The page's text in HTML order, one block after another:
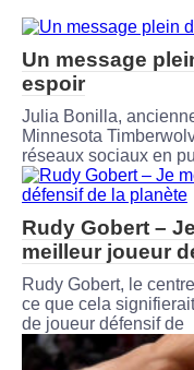
Un message
espoir
Julia Bonilla,
Minnesota
réseaux sociaux en
Rudy Gobert –
meilleur joueur
Rudy Gobert, le
ce que cela
de joueur défensif de